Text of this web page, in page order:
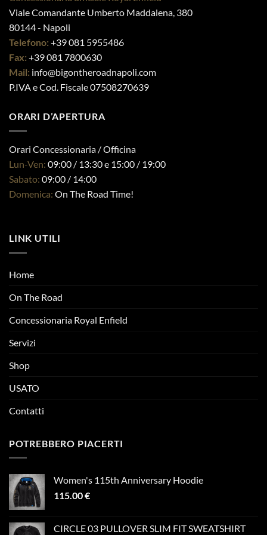
Viale Comandante Umberto Maddalena, 380
80144 - Napoli
Telefono: +39 081 5955486
Fax: +39 081 7800630
Mail: info@bigontheroadnapoli.com
P.IVA e Cod. Fiscale 07508270639
ORARI D’APERTURA
Orari Concessionaria / Officina
Lun-Ven: 09:00 / 13:30 e 15:00 / 19:00
Sabato: 09:00 / 14:00
Domenica: On The Road Time!
LINK UTILI
Home
On The Road
Concessionaria Royal Enfield
Servizi
Shop
USATO
Contatti
POTREBBERO PIACERTI
Women's 115th Anniversary Hoodie
115.00€
CIRCLE 03 PULLOVER SLIM FIT SWEATSHIRT